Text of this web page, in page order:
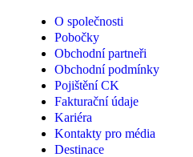
O společnosti
Pobočky
Obchodní partneři
Obchodní podmínky
Pojištění CK
Fakturační údaje
Kariéra
Kontakty pro média
Destinace